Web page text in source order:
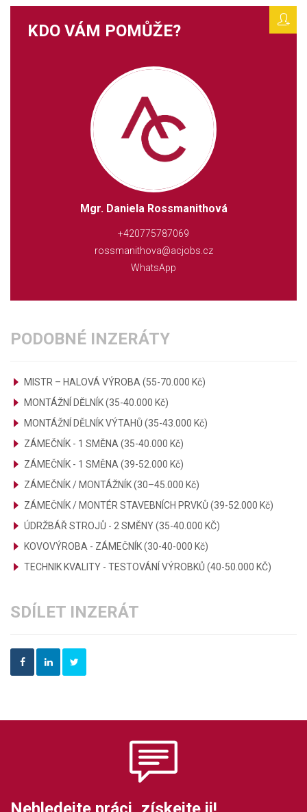
KDO VÁM POMŮŽE?
Mgr. Daniela Rossmanithová
+420775787069
rossmanithova@acjobs.cz
WhatsApp
PODOBNÉ INZERÁTY
MISTR – HALOVÁ VÝROBA (55-70.000 Kč)
MONTÁŽNÍ DĚLNÍK (35-40.000 Kč)
MONTÁŽNÍ DĚLNÍK VÝTAHŮ (35-43.000 Kč)
ZÁMEČNÍK - 1 SMĚNA (35-40.000 Kč)
ZÁMEČNÍK - 1 SMĚNA (39-52.000 Kč)
ZÁMEČNÍK / MONTÁŽNÍK (30–45.000 Kč)
ZÁMEČNÍK / MONTÉR STAVEBNÍCH PRVKŮ (39-52.000 Kč)
ÚDRŽBÁŘ STROJŮ - 2 SMĚNY (35-40.000 KČ)
KOVOVÝROBA - ZÁMEČNÍK (30-40-000 Kč)
TECHNIK KVALITY - TESTOVÁNÍ VÝROBKŮ (40-50.000 KČ)
SDÍLET INZERÁT